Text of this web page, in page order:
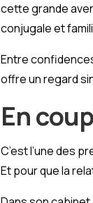
cette grande
conjugale et
Entre
offre un regard
En
C’est l’une des
Et pour que la